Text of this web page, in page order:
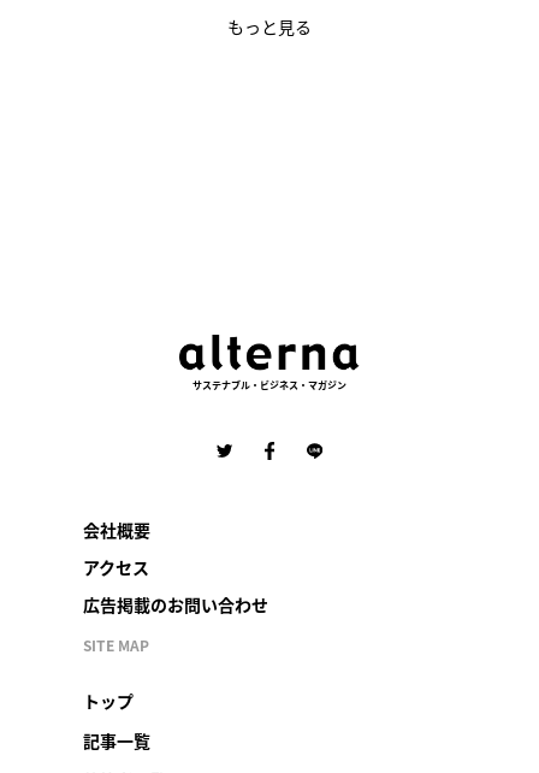
もっと見る
サステナブル・ビジネス・マガジン
会社概要
アクセス
広告掲載のお問い合わせ
SITE MAP
トップ
記事一覧